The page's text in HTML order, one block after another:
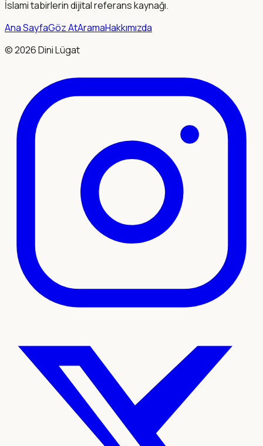
İslami tabirlerin dijital referans kaynağı.
Ana SayfaGöz AtAramaHakkımızda
©2026Dini Lügat